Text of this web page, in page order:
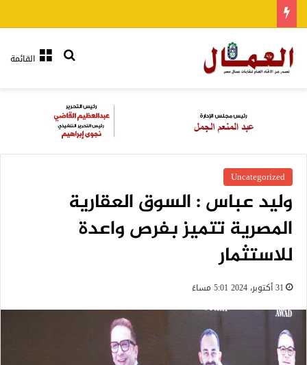
القائمةبحث عن
Uncategorized
وليد عباس : السوق العقارية
المصرية تتميز بفرص واعدة
للاستثمار
31 أكتوبر، 2024 5:01 مساءً